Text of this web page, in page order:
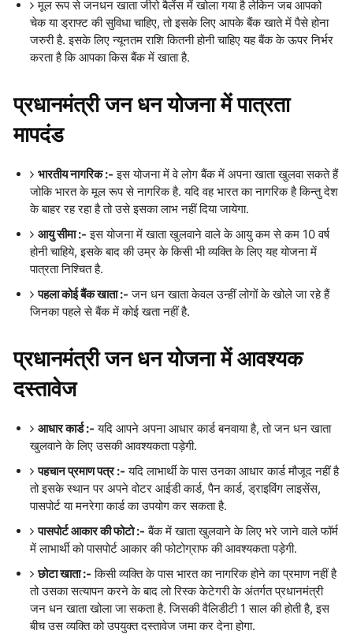
मूल रूप से जनधन खाता जीरो बैलेंस में खोला गया है लेकिन जब आपको
चेक या ड्राफ्ट की सुविधा चाहिए, तो इसके लिए आपके बैंक खाते में पैसे होना
जरुरी है. इसके लिए न्यूनतम राशि कितनी होनी चाहिए यह बैंक के ऊपर निर्भर
करता है कि आपका किस बैंक में खाता है.
प्रधानमंत्री जन धन योजना में पात्रता
मापदंड
भारतीय नागरिक :- इस योजना में वे लोग बैंक में अपना खाता खुलवा सकते हैं
जोकि भारत के मूल रूप से नागरिक है. यदि वह भारत का नागरिक है किन्तु देश
के बाहर रह रहा है तो उसे इसका लाभ नहीं दिया जायेगा.
आयु सीमा :- इस योजना में खाता खुलवाने वाले के आयु कम से कम 10 वर्ष
होनी चाहिये, इसके बाद की उम्र के किसी भी व्यक्ति के लिए यह योजना में
पात्रता निश्चित है.
पहला कोई बैंक खाता :- जन धन खाता केवल उन्हीं लोगों के खोले जा रहे हैं
जिनका पहले से बैंक में कोई खता नहीं है.
प्रधानमंत्री जन धन योजना में आवश्यक
दस्तावेज
आधार कार्ड :- यदि आपने अपना आधार कार्ड बनवाया है, तो जन धन खाता
खुलवाने के लिए उसकी आवश्यकता पड़ेगी.
पहचान प्रमाण पत्र :- यदि लाभार्थी के पास उनका आधार कार्ड मौजूद नहीं है
तो इसके स्थान पर अपने वोटर आईडी कार्ड, पैन कार्ड, ड्राइविंग लाइसेंस,
पासपोर्ट या मनरेगा कार्ड का उपयोग कर सकता है.
पासपोर्ट आकार की फोटो :- बैंक में खाता खुलवाने के लिए भरे जाने वाले फॉर्म
में लाभार्थी को पासपोर्ट आकार की फोटोग्राफ की आवश्यकता पड़ेगी.
छोटा खाता :- किसी व्यक्ति के पास भारत का नागरिक होने का प्रमाण नहीं है
तो उसका सत्यापन करने के बाद लो रिस्क केटेगरी के अंतर्गत प्रधानमंत्री
जन धन खाता खोला जा सकता है. जिसकी वैलिडीटी 1 साल की होती है, इस
बीच उस व्यक्ति को उपयुक्त दस्तावेज जमा कर देना होगा.